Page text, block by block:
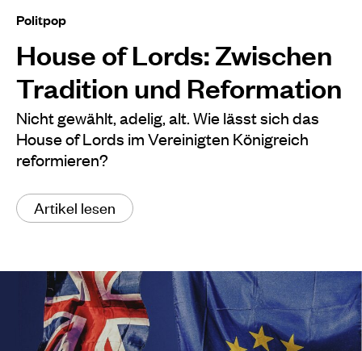
Politpop
House of Lords: Zwischen
Tradition und Reformation
Nicht gewählt, adelig, alt. Wie lässt sich das
House of Lords im Vereinigten Königreich
reformieren?
Artikel lesen